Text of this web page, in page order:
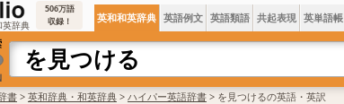
英辞典
506万語
収録！
英和和英辞典 英語例文 英語類語 共起表現 英単語帳
書 > 英和辞典・和英辞典 > ハイパー英語辞書 > を見つけるの英語・英訳